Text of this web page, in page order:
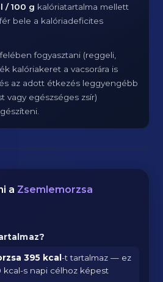
/ 100 g kalóriatartalma mellett
bele a kalóriadeficites
fogyasztani (reggeli,
kalóriakeret a vacsorára is
az adott étkezés leggyengébb
vagy egészséges zsír)
a Zsemlemorzsa
395 kcal-t tartalmaz — ez
s napi célhoz képest